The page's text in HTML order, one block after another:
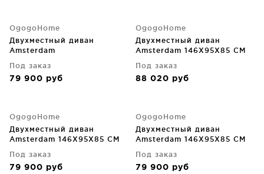
OgogoHome
Двухместный диван
Amsterdam
Под заказ
79 900 руб
OgogoHome
Двухместный диван
Amsterdam 146X95X85 CM
Под заказ
88 020 руб
OgogoHome
Двухместный диван
Amsterdam 146X95X85 CM
Под заказ
79 900 руб
OgogoHome
Двухместный диван
Amsterdam 146X95X85 CM
Под заказ
79 900 руб